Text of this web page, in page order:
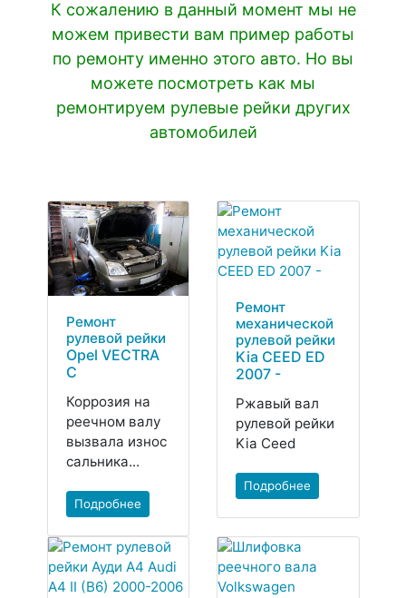
К сожалению в данный момент мы не
можем привести вам пример работы
по ремонту именно этого авто. Но вы
можете посмотреть как мы
ремонтируем рулевые рейки других
автомобилей
Ремонт
рулевой рейки
Opel VECTRA
C
Коррозия на
реечном валу
вызвала износ
сальника...
Подробнее
Ремонт
механической
рулевой рейки
Kia CEED ED
2007 -
Ржавый вал
рулевой рейки
Kia Ceed
Подробнее